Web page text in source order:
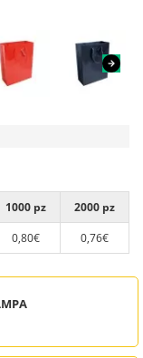
1000 pz
2000 pz
0,80€ 0,76€